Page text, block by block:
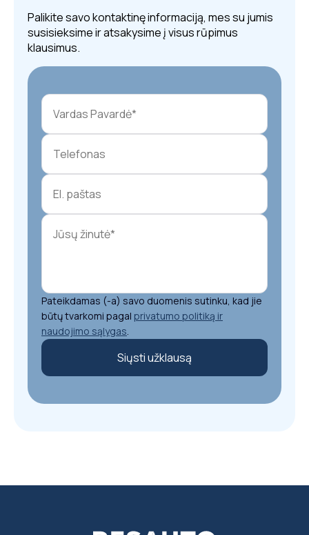
Palikite savo kontaktinę informaciją, mes su jumis
susisieksime ir atsakysime į visus rūpimus
klausimus.
Pateikdamas (-a) savo duomenis sutinku, kad jie
būtų tvarkomi pagal privatumo politiką ir
naudojimo sąlygas.
Siųsti užklausą